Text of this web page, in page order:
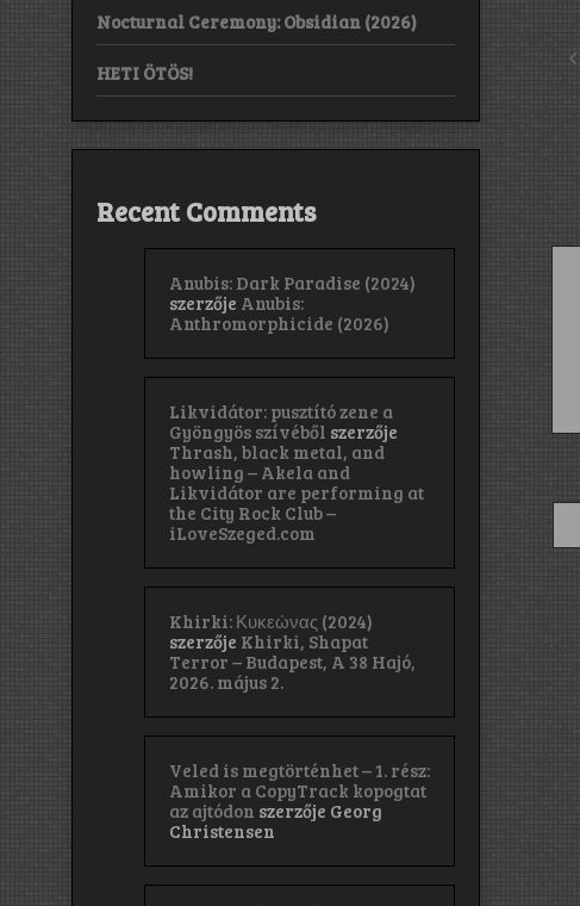
Nocturnal Ceremony: Obsidian (2026)
HETI ÖTÖS!
Recent Comments
Anubis: Dark Paradise (2024)
szerzője Anubis:
Anthromorphicide (2026)
Likvidátor: pusztító zene a
Gyöngyös szívéből szerzője
Thrash, black metal, and
howling – Akela and
Likvidátor are performing at
the City Rock Club –
iLoveSzeged.com
Khirki: Κ​υ​κ​ε​ώ​ν​α​ς (2024)
szerzője Khirki, Shapat
Terror – Budapest, A 38 Hajó,
2026. május 2.
Veled is megtörténhet – 1. rész:
Amikor a CopyTrack kopogtat
az ajtódon szerzője Georg
Christensen